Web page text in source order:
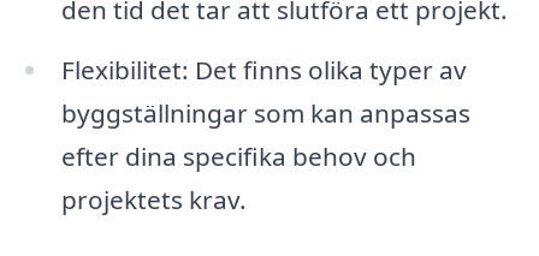
den tid det tar att slutföra ett projekt.
Flexibilitet: Det finns olika typer av
byggställningar som kan anpassas
efter dina specifika behov och
projektets krav.